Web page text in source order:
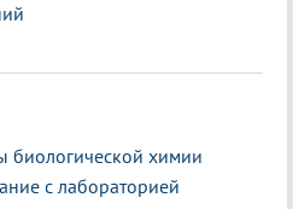
химии
с лабораторией